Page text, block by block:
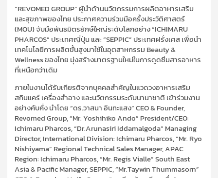
“REVOMED GROUP” ผู้นำด้านนวัตกรรมการผลิตอาหารเสริม
และสุขภาพของไทย ประกาศความร่วมมือครั้งประวัติศาสตร์
(MOU) จับมือพันธมิตรยักษ์ใหญ่ระดับโลกอย่าง “ICHIMARU
PHARCOS” ประเทศญี่ปุ่น และ “SEPPIC” ประเทศฝรั่งเศส เพื่อนำ
เทคโนโลยีการผลิตขั้นสูงมาใช้ในอุตสาหกรรม Beauty &
Wellness ของไทย มุ่งสร้างมาตรฐานใหม่ในการดูดซึมสารอาหาร
ที่เหนือกว่าเดิม
ภายในงานได้รับเกียรติจากบุคคลสำคัญในแวดวงอาหารเสริม
สกินแคร์ เครื่องสำอาง และนวัตกรรมระดับนานาชาติ เข้าร่วมงาน
อย่างคับคั่ง นำโดย “ดร.วาสนา อินทะแสง” CEO & Founder,
Revomed Group, “Mr. Yoshihiko Ando” President/CEO:
Ichimaru Pharcos, “Dr.Arunasiri Iddamalgoda” Managing
Director, International Division: Ichimaru Pharcos, “Mr. Ryo
Nishiyama” Regional Technical Sales Manager, APAC
Region: Ichimaru Pharcos, “Mr. Regis Vialle” South East
Asia & Pacific Manager, SEPPIC, “Mr.Taywin Thummasorn”